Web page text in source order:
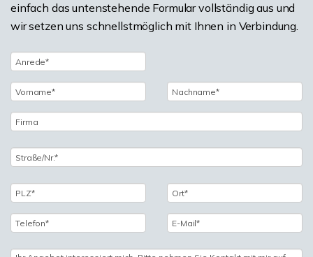
einfach das untenstehende Formular vollständig aus und
wir setzen uns schnellstmöglich mit Ihnen in Verbindung.